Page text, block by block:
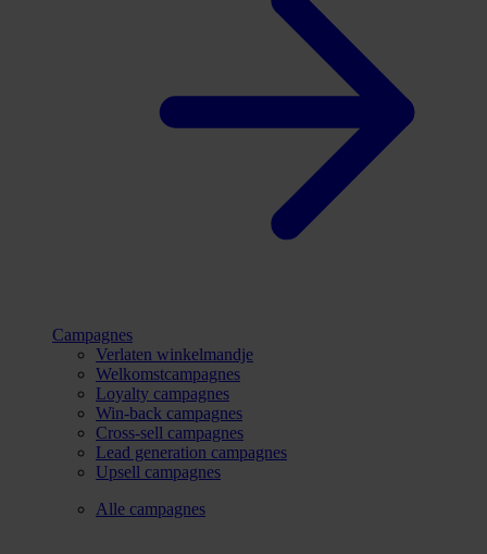
Campagnes
Verlaten winkelmandje
Welkomstcampagnes
Loyalty campagnes
Win-back campagnes
Cross-sell campagnes
Lead generation campagnes
Upsell campagnes
Alle campagnes